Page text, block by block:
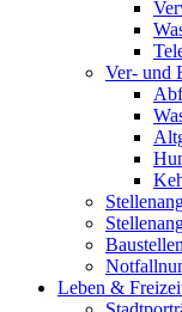
Ver- und
Leben &